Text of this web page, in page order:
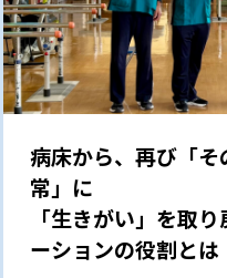
病床から、再び「そ
常」に――
「生きがい」を取
ーションの役割とは